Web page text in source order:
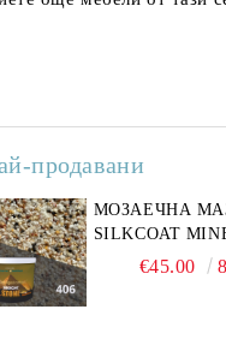
Полиран гранитогрес
SAVONA GREY
светло сив мрамор
€22.50
продавани
МОЗАЕЧНА
SILKCOAT
PLASTER
€45.00